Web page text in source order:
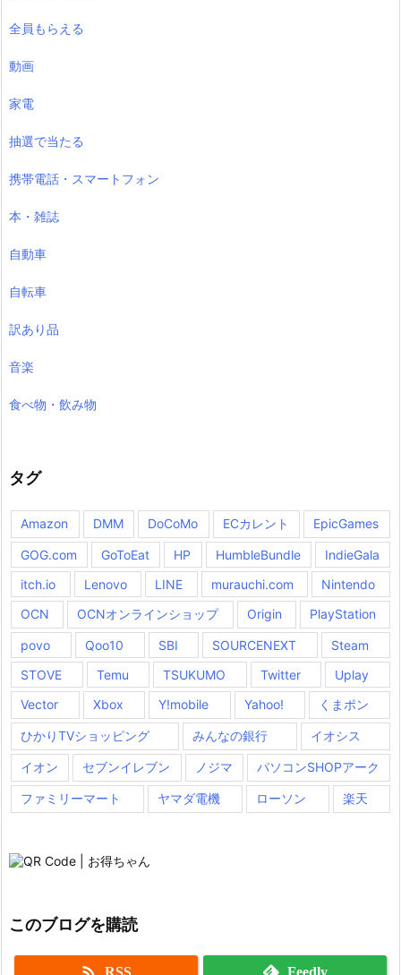
全員もらえる
動画
家電
抽選で当たる
携帯電話・スマートフォン
本・雑誌
自動車
自転車
訳あり品
音楽
食べ物・飲み物
タグ
Amazon DMM DoCoMo ECカレント EpicGames
GOG.com GoToEat HP HumbleBundle
IndieGala
itch.io
Lenovo LINE murauchi.com
Nintendo
OCN
OCNオンラインショップ Origin PlayStation
povo Qoo10 SBI SOURCENEXT
Steam
STOVE
Temu TSUKUMO Twitter
Uplay
Vector
Xbox Y!mobile Yahoo! くまポン
ひかりTVショッピング みんなの銀行 イオシス
イオン セブンイレブン ノジマ パソコンSHOPアーク
ファミリーマート ヤマダ電機 ローソン 楽天
このブログを購読
RSS Feedly